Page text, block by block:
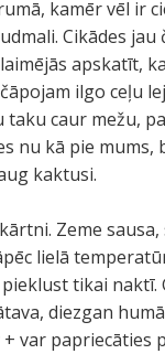
kamēr vēl ir
Cikādes
apskatīt,
ilgo ceļu
taku caur mežu,
nu kā pie
kaktusi.
Zeme
lielā
tikai naktī.
diezgan
var papriecāties